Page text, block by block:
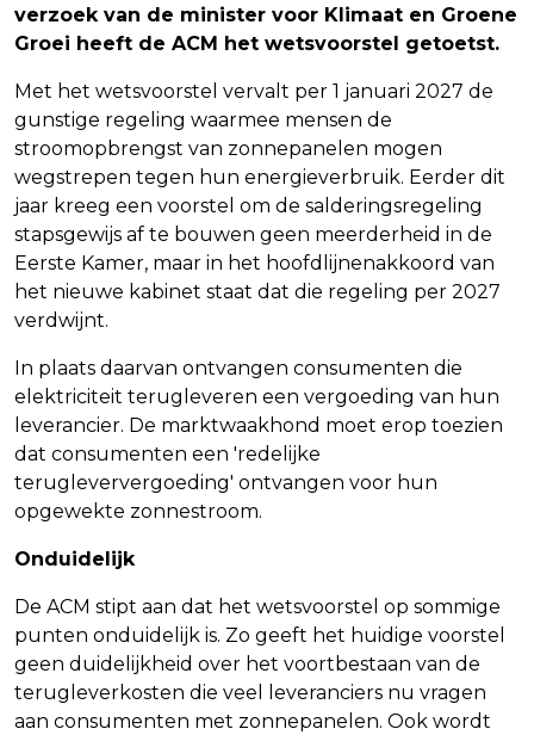
verzoek van de minister voor Klimaat en Groene
Groei heeft de ACM het wetsvoorstel getoetst.
Met het wetsvoorstel vervalt per 1 januari 2027 de
gunstige regeling waarmee mensen de
stroomopbrengst van zonnepanelen mogen
wegstrepen tegen hun energieverbruik. Eerder dit
jaar kreeg een voorstel om de salderingsregeling
stapsgewijs af te bouwen geen meerderheid in de
Eerste Kamer, maar in het hoofdlijnenakkoord van
het nieuwe kabinet staat dat die regeling per 2027
verdwijnt.
In plaats daarvan ontvangen consumenten die
elektriciteit terugleveren een vergoeding van hun
leverancier. De marktwaakhond moet erop toezien
dat consumenten een 'redelijke
terugleververgoeding' ontvangen voor hun
opgewekte zonnestroom.
Onduidelijk
De ACM stipt aan dat het wetsvoorstel op sommige
punten onduidelijk is. Zo geeft het huidige voorstel
geen duidelijkheid over het voortbestaan van de
terugleverkosten die veel leveranciers nu vragen
aan consumenten met zonnepanelen. Ook wordt